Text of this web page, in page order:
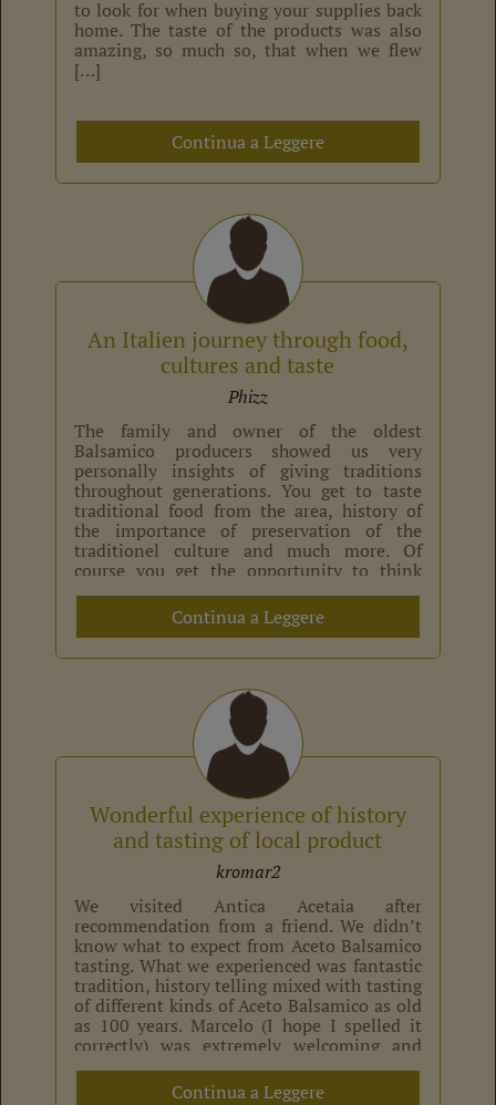
to look for when buying your supplies back
home. The taste of the products was also
amazing, so much so, that when we flew
[…]
Continua a Leggere
An Italien journey through food,
cultures and taste
Phizz
The family and owner of the oldest
Balsamico producers showed us very
personally insights of giving traditions
throughout generations. You get to taste
traditional food from the area, history of
the importance of preservation of the
traditionel culture and much more. Of
course you get the opportunity to think
about your own household and
consumption […]Continua a Leggere
Wonderful experience of history
and tasting of local product
kromar2
We visited Antica Acetaia after
recommendation from a friend. We didn’t
know what to expect from Aceto Balsamico
tasting. What we experienced was fantastic
tradition, history telling mixed with tasting
of different kinds of Aceto Balsamico as old
as 100 years. Marcelo (I hope I spelled it
correctly) was extremely welcoming and
professional host. We […]
Continua a Leggere